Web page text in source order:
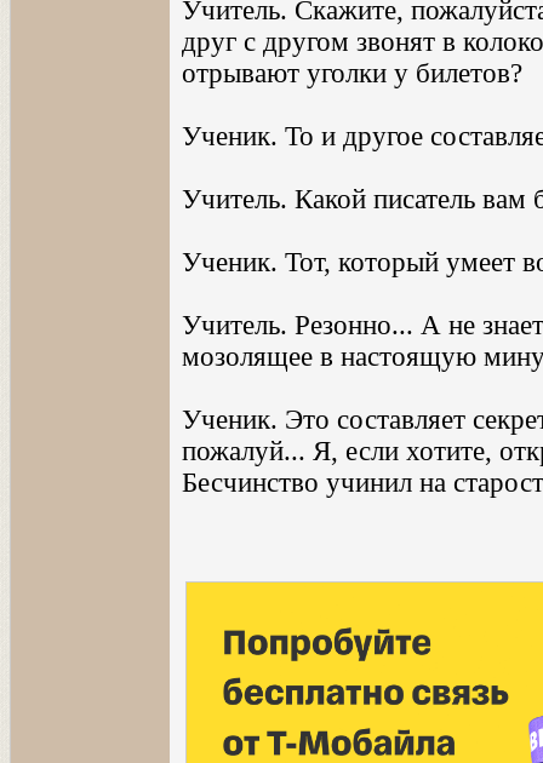
Учитель. Скажите,
друг с другом звонят в
отрывают уголки у билетов?
Ученик. То и другое
Учитель. Какой писатель вам
Ученик. Тот, который умеет
Учитель. Резонно... А не
мозолящее в настоящую
Ученик. Это составляет
пожалуй... Я, если хотите,
Бесчинство учинил на